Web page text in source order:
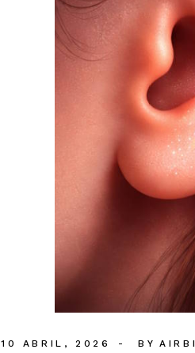
10 ABRIL, 2026 BY